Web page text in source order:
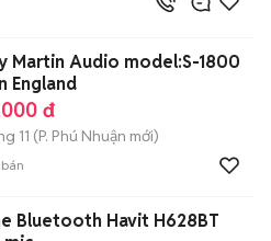
Martin Audio model:S-1800
England
đ
11 (P. Phú Nhuận mới)
Bluetooth Havit H628BT